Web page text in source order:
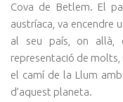
Cova de Betlem. El
austríaca, va encendre
al seu país, on allà,
representació de
el camí de la Llum
d’aquest planeta.